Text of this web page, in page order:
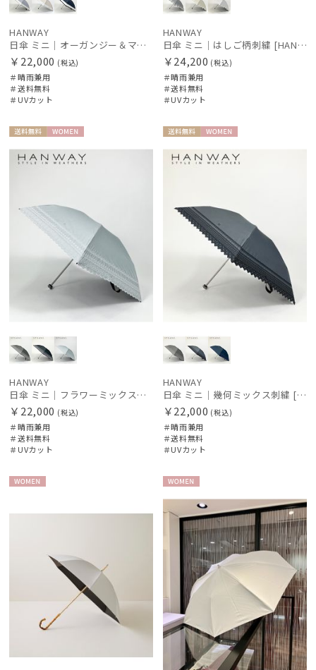
HANWAY
日傘 ミニ｜オーガンジー＆マーガレット刺繍 [HANWAY]
￥22,000 (税込)
＃晴雨兼用
＃送料無料
＃UVカット
HANWAY
日傘 ミニ｜はしご柄刺繍 [HANWAY]
￥24,200 (税込)
＃晴雨兼用
＃送料無料
＃UVカット
料
N
HANWAY
日傘 ミニ｜フラワーミックス刺繍 [HANWAY]
￥22,000 (税込)
＃晴雨兼用
＃送料無料
＃UVカット
料
N
HANWAY
日傘 ミニ｜幾何ミックス刺繍 [HANWAY]
￥22,000 (税込)
＃晴雨兼用
＃送料無料
＃UVカット
N